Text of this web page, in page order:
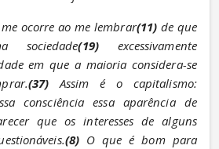
ocorre ao me lembrar(11) de que
sociedade(19) excessivamente
em que a maioria considera-se
(37) Assim é o capitalismo:
consciência essa aparência de
que os interesses de alguns
(8) O que é bom para